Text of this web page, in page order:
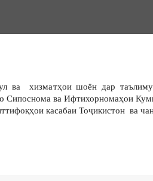
ва хизматҳои шоён дар
Сипоснома ва Ифтихорномаҳои
касабаи Тоҷикистон ва